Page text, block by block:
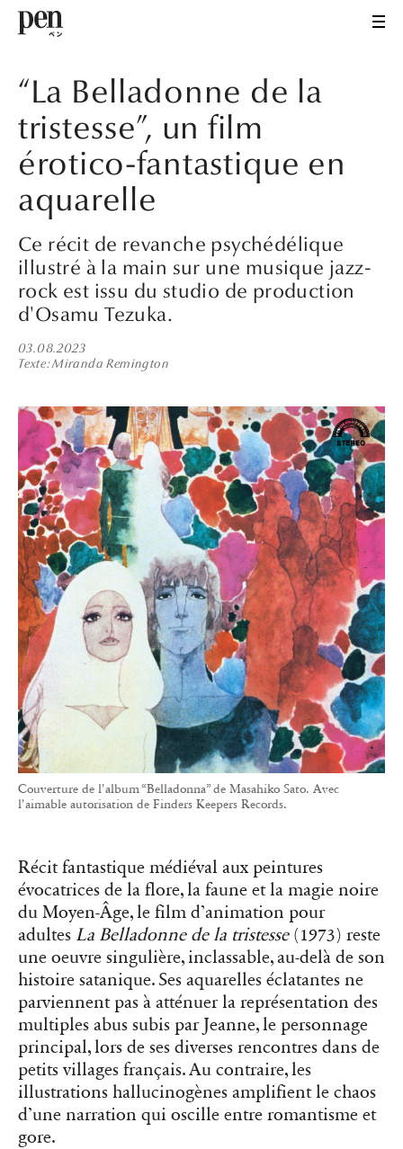
“La Belladonne de la
tristesse”, un film
érotico-fantastique en
aquarelle
Ce récit de revanche psychédélique
illustré à la main sur une musique jazz-
rock est issu du studio de production
d'Osamu Tezuka.
03.08.2023
Texte Miranda Remington
Couverture de l'album “Belladonna” de Masahiko Sato. Avec
l'aimable autorisation de Finders Keepers Records.
Récit fantastique médiéval aux peintures
évocatrices de la flore, la faune et la magie noire
du Moyen-Âge, le film d’animation pour
adultes La Belladonne de la tristesse(1973) reste
une oeuvre singulière, inclassable, au-delà de son
histoire satanique. Ses aquarelles éclatantes ne
parviennent pas à atténuer la représentation des
multiples abus subis par Jeanne, le personnage
principal, lors de ses diverses rencontres dans de
petits villages français. Au contraire, les
illustrations hallucinogènes amplifient le chaos
d’une narration qui oscille entre romantisme et
gore.